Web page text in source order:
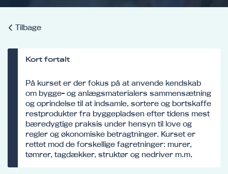
Tilbage
Kort fortalt
På kurset er der fokus på at anvende kendskab
om bygge- og anlægsmaterialers sammensætning
og oprindelse til at indsamle, sortere og bortskaffe
restprodukter fra byggepladsen efter tidens mest
bæredygtige praksis under hensyn til love og
regler og økonomiske betragtninger. Kurset er
rettet mod de forskellige fagretninger: murer,
tømrer, tagdækker, struktør og nedriver m.m.